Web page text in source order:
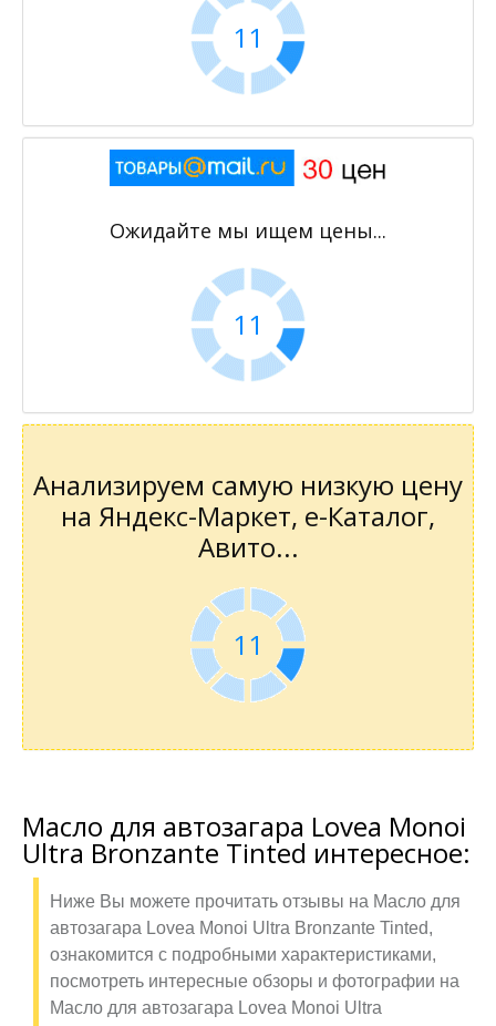
11
Ожидайте мы ищем цены...
11
Анализируем самую низкую цену
на Яндекс-Маркет, е-Каталог,
Авито...
11
Масло для автозагара Lovea Monoi
Ultra Bronzante Tinted интересное:
Ниже Вы можете прочитать отзывы на Масло для
автозагара Lovea Monoi Ultra Bronzante Tinted,
ознакомится с подробными характеристиками,
посмотреть интересные обзоры и фотографии на
Масло для автозагара Lovea Monoi Ultra